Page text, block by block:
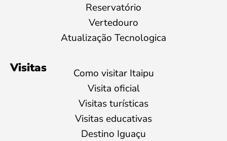
Reservatório
Vertedouro
Atualização Tecnologica
Visitas
Como visitar Itaipu
Visita oficial
Visitas turísticas
Visitas educativas
Destino Iguaçu